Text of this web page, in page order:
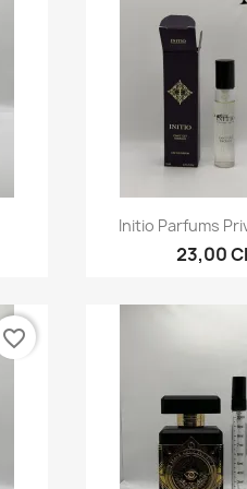

Initio Parfums
23,00
favorite_border